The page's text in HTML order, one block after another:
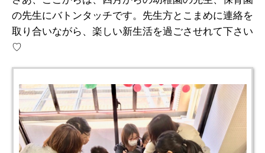
の先生にバトンタッチです。先生方とこまめに連絡を
取り合いながら、楽しい新生活を過ごさせれて下さい
♡